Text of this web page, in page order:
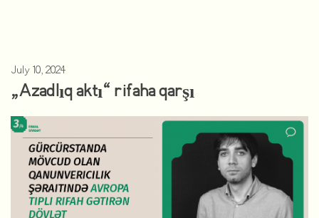
July 10, 2024
„Azadlıq aktı“ rifaha qarşı